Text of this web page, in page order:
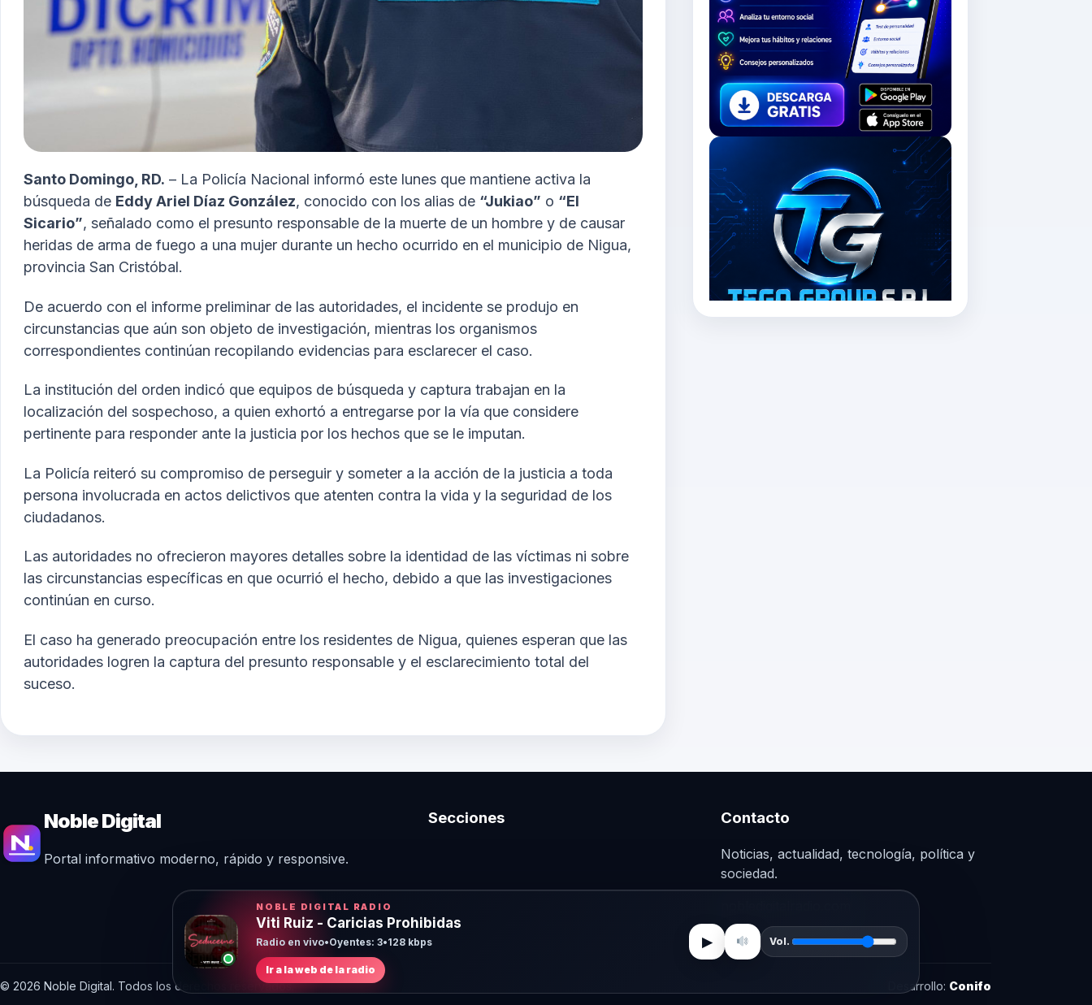
Santo Domingo, RD. – La Policía Nacional informó este lunes que mantiene activa la
búsqueda de Eddy Ariel Díaz González, conocido con los alias de “Jukiao” o “El
Sicario”, señalado como el presunto responsable de la muerte de un hombre y de causar
heridas de arma de fuego a una mujer durante un hecho ocurrido en el municipio de Nigua,
provincia San Cristóbal.
De acuerdo con el informe preliminar de las autoridades, el incidente se produjo en
circunstancias que aún son objeto de investigación, mientras los organismos
correspondientes continúan recopilando evidencias para esclarecer el caso.
La institución del orden indicó que equipos de búsqueda y captura trabajan en la
localización del sospechoso, a quien exhortó a entregarse por la vía que considere
pertinente para responder ante la justicia por los hechos que se le imputan.
La Policía reiteró su compromiso de perseguir y someter a la acción de la justicia a toda
persona involucrada en actos delictivos que atenten contra la vida y la seguridad de los
ciudadanos.
Las autoridades no ofrecieron mayores detalles sobre la identidad de las víctimas ni sobre
las circunstancias específicas en que ocurrió el hecho, debido a que las investigaciones
continúan en curso.
El caso ha generado preocupación entre los residentes de Nigua, quienes esperan que las
autoridades logren la captura del presunto responsable y el esclarecimiento total del
suceso.
Noble Digital
Portal informativo moderno, rápido y responsive.
Secciones Contacto
Noticias, actualidad, tecnología, política y
sociedad.
© 2026 Noble Digital. Todos los derechos reservados. Desarrollo: Conifo
NOBLE DIGITAL RADIO
Viti Ruiz - Caricias Prohibidas
Radio en vivo•Oyentes: 3•128 kbps
Ir a la web de la radio
▶ Vol.